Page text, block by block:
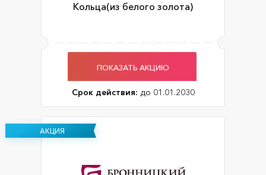
Кольца(из белого золота)
ПОКАЗАТЬ АКЦИЮ
Срок действия: до 01.01.2030
АКЦИЯ